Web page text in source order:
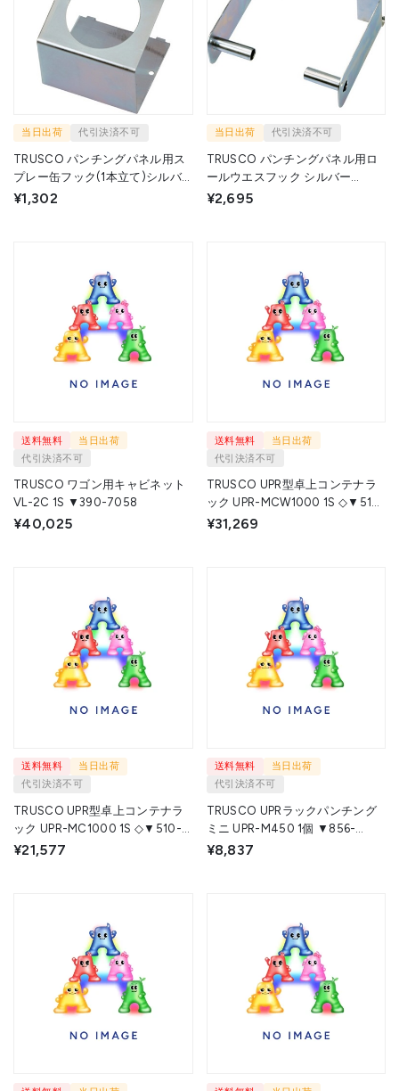
当日出荷 代引決済不可
TRUSCO パンチングパネル用ス
プレー缶フック(1本立て)シルバ
¥1,302
当日出荷 代引決済不可
TRUSCO パンチングパネル用ロ
ールウエスフック シルバー
¥2,695
送料無料
当日出荷
代引決済不可
TRUSCO ワゴン用キャビネット
VL-2C 1S ▼390-7058
¥40,025
送料無料
当日出荷
代引決済不可
TRUSCO UPR型卓上コンテナラ
ック UPR-MCW1000 1S ◇▼510-
7709
¥31,269
送料無料
当日出荷
代引決済不可
TRUSCO UPR型卓上コンテナラ
ック UPR-MC1000 1S ◇▼510-
7644
¥21,577
送料無料
当日出荷
代引決済不可
TRUSCO UPRラックパンチング
ミニ UPR-M450 1個 ▼856-
8006
¥8,837